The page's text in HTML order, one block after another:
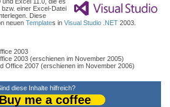
einer Excel-Datei
Diese
neuen Templates in Visual Studio .NET 2003.
2003
2003 (erschienen im November 2005)
Office 2007 (erschienen im November 2006)
diese Inhalte hilfreich?
Buy me a coffee